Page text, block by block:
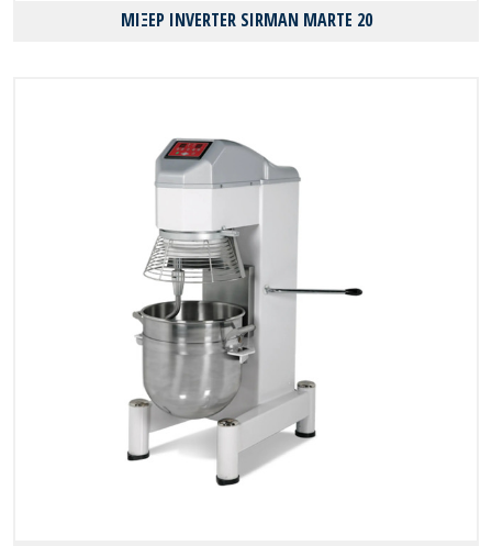
ΜΙΞΕΡ INVERTER SIRMAN MARTE 20